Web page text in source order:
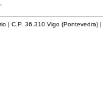
,
36.310 Vigo (Pontevedra) |